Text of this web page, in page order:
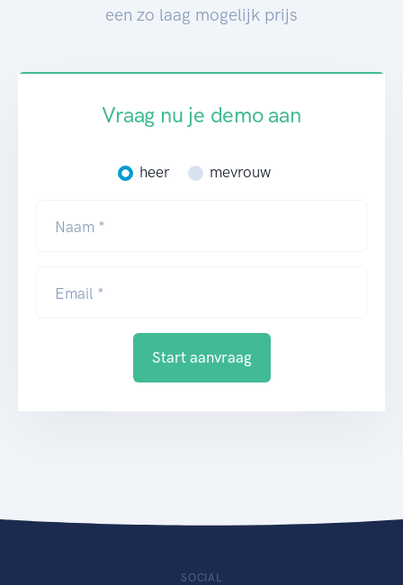
een zo laag mogelijk prijs
Vraag nu je demo aan
heer mevrouw
Naam *
Email *
Start aanvraag
SOCIAL